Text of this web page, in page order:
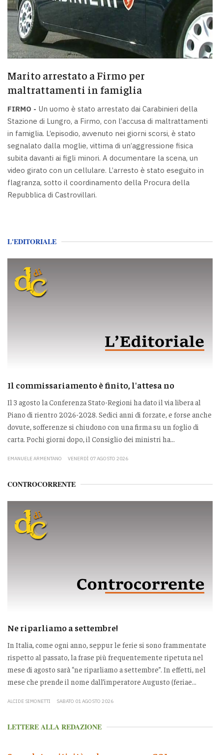
Marito arrestato a Firmo per
maltrattamenti in famiglia
FIRMO - Un uomo è stato arrestato dai Carabinieri della
Stazione di Lungro, a Firmo, con l’accusa di maltrattamenti
in famiglia. L’episodio, avvenuto nei giorni scorsi, è stato
segnalato dalla moglie, vittima di un’aggressione fisica
subita davanti ai figli minori. A documentare la scena, un
video girato con un cellulare. L’arresto è stato eseguito in
flagranza, sotto il coordinamento della Procura della
Repubblica di Castrovillari.
L'EDITORIALE
Il commissariamento è finito, l'attesa no
Il 3 agosto la Conferenza Stato-Regioni ha dato il via libera al
Piano di rientro 2026-2028. Sedici anni di forzate, e forse anche
dovute, sofferenze si chiudono con una firma su un foglio di
carta. Pochi giorni dopo, il Consiglio dei ministri ha...
EMANUELE ARMENTANO VENERDÌ 07 AGOSTO 2026
CONTROCORRENTE
Ne riparliamo a settembre!
In Italia, come ogni anno, seppur le ferie si sono frammentate
rispetto al passato, la frase più frequentemente ripetuta nel
mese di agosto sarà “ne riparliamo a settembre”. In effetti, nel
mese che prende il nome dall’imperatore Augusto (feriae...
ALCIDE SIMONETTI SABATO 01 AGOSTO 2026
LETTERE ALLA REDAZIONE